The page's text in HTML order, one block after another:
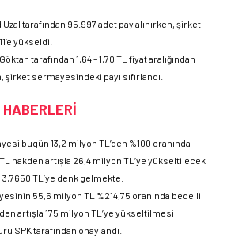
tarafından 95.997 adet pay alınırken, şirket
yükseldi.
tarafından 1,64 – 1,70 TL fiyat aralığından
şirket sermayesindeki payı sıfırlandı.
bugün 13,2 milyon TL’den %100 oranında
nakden artışla 26,4 milyon TL’ye yükseltilecek
TL’ye denk gelmekte.
55,6 milyon TL %214,75 oranında bedelli
artışla 175 milyon TL’ye yükseltilmesi
SPK tarafından onaylandı.